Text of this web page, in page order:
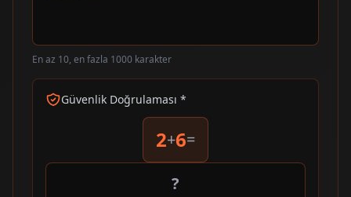
En az 10, en fazla 1000 karakter
Güvenlik Doğrulaması *
2+6=